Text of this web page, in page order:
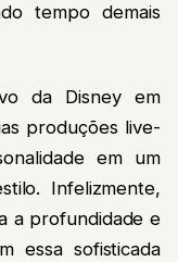
tempo demais
da Disney em
produções live-
em um
Infelizmente,
a profundidade e
essa sofisticada